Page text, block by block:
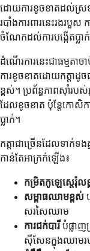
ដោយការខូចខាតដល់ស្រ
របាំងការពារនេះរងរបួស
ចំណែកដល់ការបង្កើតប្លា
ដំណើរការនេះជាធម្មត
ការខូចខាតដោយកត្តាដូ
ខ្ពស់។ ប្រព័ន្ធភាពស៊ាំរ
ដែលខូចខាត ប៉ុន្តែកោសិ
ប្លាក់។
កត្តាជាច្រើនដែលទាក់ទង
កាន់តែអាក្រក់ឡើង៖
កម្រិតកូឡេស្តេរ៉ុល
សម្ពាធឈាមខ្ពស់
សរសៃឈាម
ការជក់បារីបំផ្លាញ
ស៊ីសែនក្នុងឈាមរ